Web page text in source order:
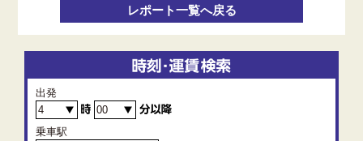
レポート一覧へ戻る
出発
乗車駅